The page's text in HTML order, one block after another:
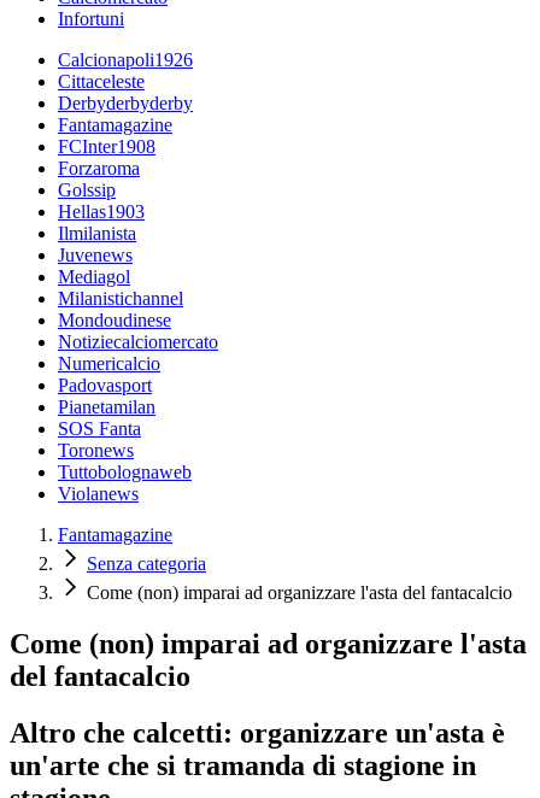
Infortuni
Calcionapoli1926
Cittaceleste
Derbyderbyderby
Fantamagazine
FCInter1908
Forzaroma
Golssip
Hellas1903
Ilmilanista
Juvenews
Mediagol
Milanistichannel
Mondoudinese
Notiziecalciomercato
Numericalcio
Padovasport
Pianetamilan
SOS Fanta
Toronews
Tuttobolognaweb
Violanews
Fantamagazine
Senza categoria
Come (non) imparai ad organizzare l'asta del fantacalcio
Come (non) imparai ad organizzare l'asta
del fantacalcio
Altro che calcetti: organizzare un'asta è
un'arte che si tramanda di stagione in